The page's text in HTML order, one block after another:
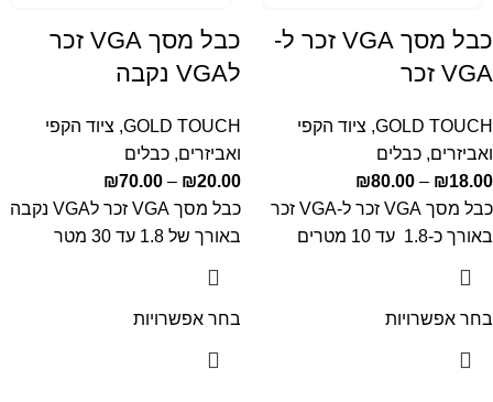
כבל מסך VGA זכר ל-
VGA זכר
GOLD TOUCH
, ציוד הקפי
ואביזרים, כבלים
₪18.00
–
₪80.00
כבל מסך VGA זכר ל-VGA זכר
באורך כ-1.8 עד 10 מטרים
בחר אפשרויות
כבל מסך VGA זכר
לVGA נקבה
GOLD TOUCH
, ציוד הקפי
ואביזרים, כבלים
₪20.00
–
₪70.00
כבל מסך VGA זכר לVGA נקבה
באורך של 1.8 עד 30 מטר
בחר אפשרויות